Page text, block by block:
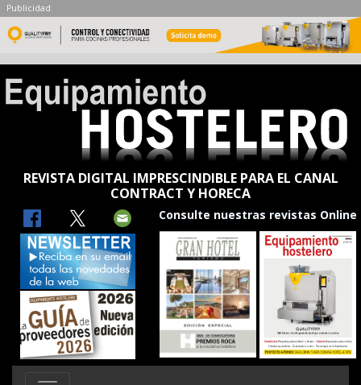
Publicidad
REVISTA DIGITAL IMPRESCINDIBLE PARA EL CANAL
CONTRACT Y HORECA
Consulte nuestras revistas Online